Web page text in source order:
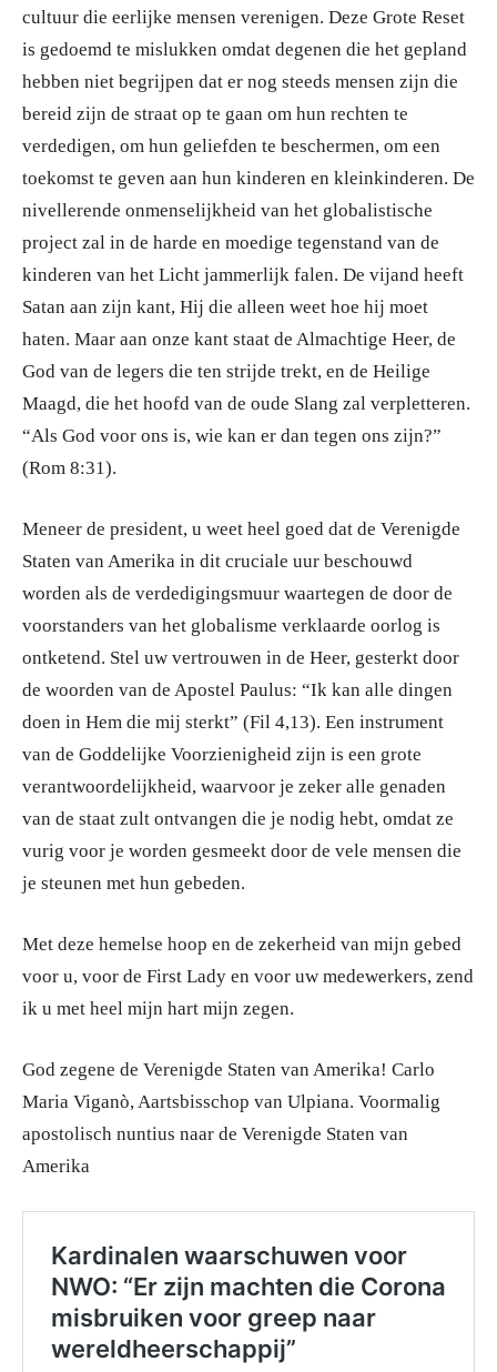
cultuur die eerlijke mensen verenigen. Deze Grote Reset
is gedoemd te mislukken omdat degenen die het gepland
hebben niet begrijpen dat er nog steeds mensen zijn die
bereid zijn de straat op te gaan om hun rechten te
verdedigen, om hun geliefden te beschermen, om een
toekomst te geven aan hun kinderen en kleinkinderen. De
nivellerende onmenselijkheid van het globalistische
project zal in de harde en moedige tegenstand van de
kinderen van het Licht jammerlijk falen. De vijand heeft
Satan aan zijn kant, Hij die alleen weet hoe hij moet
haten. Maar aan onze kant staat de Almachtige Heer, de
God van de legers die ten strijde trekt, en de Heilige
Maagd, die het hoofd van de oude Slang zal verpletteren.
“Als God voor ons is, wie kan er dan tegen ons zijn?”
(Rom 8:31).
Meneer de president, u weet heel goed dat de Verenigde
Staten van Amerika in dit cruciale uur beschouwd
worden als de verdedigingsmuur waartegen de door de
voorstanders van het globalisme verklaarde oorlog is
ontketend. Stel uw vertrouwen in de Heer, gesterkt door
de woorden van de Apostel Paulus: “Ik kan alle dingen
doen in Hem die mij sterkt” (Fil 4,13). Een instrument
van de Goddelijke Voorzienigheid zijn is een grote
verantwoordelijkheid, waarvoor je zeker alle genaden
van de staat zult ontvangen die je nodig hebt, omdat ze
vurig voor je worden gesmeekt door de vele mensen die
je steunen met hun gebeden.
Met deze hemelse hoop en de zekerheid van mijn gebed
voor u, voor de First Lady en voor uw medewerkers, zend
ik u met heel mijn hart mijn zegen.
God zegene de Verenigde Staten van Amerika! Carlo
Maria Viganò, Aartsbisschop van Ulpiana. Voormalig
apostolisch nuntius naar de Verenigde Staten van
Amerika